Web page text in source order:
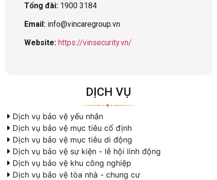
Tổng đài: 1900 3184
Email: info@vincaregroup.vn
Website: https://vinsecurity.vn/
DỊCH VỤ
Dịch vụ bảo vệ yếu nhân
Dịch vụ bảo vệ mục tiêu cố định
Dịch vụ bảo vệ mục tiêu di động
Dịch vụ bảo vệ sự kiện - lễ hội linh động
Dịch vụ bảo vệ khu công nghiệp
Dịch vụ bảo vệ tòa nhà - chung cư